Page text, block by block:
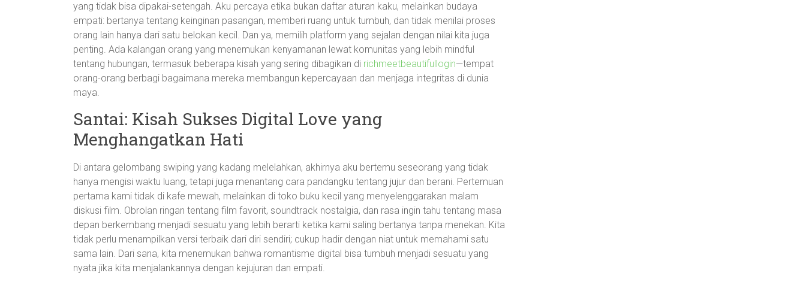
yang tidak bisa dipakai-setengah. Aku percaya etika bukan daftar aturan kaku, melainkan budaya
empati: bertanya tentang keinginan pasangan, memberi ruang untuk tumbuh, dan tidak menilai proses
orang lain hanya dari satu belokan kecil. Dan ya, memilih platform yang sejalan dengan nilai kita juga
penting. Ada kalangan orang yang menemukan kenyamanan lewat komunitas yang lebih mindful
tentang hubungan, termasuk beberapa kisah yang sering dibagikan di richmeetbeautifullogin—tempat
orang-orang berbagi bagaimana mereka membangun kepercayaan dan menjaga integritas di dunia
maya.
Santai: Kisah Sukses Digital Love yang
Menghangatkan Hati
Di antara gelombang swiping yang kadang melelahkan, akhirnya aku bertemu seseorang yang tidak
hanya mengisi waktu luang, tetapi juga menantang cara pandangku tentang jujur dan berani. Pertemuan
pertama kami tidak di kafe mewah, melainkan di toko buku kecil yang menyelenggarakan malam
diskusi film. Obrolan ringan tentang film favorit, soundtrack nostalgia, dan rasa ingin tahu tentang masa
depan berkembang menjadi sesuatu yang lebih berarti ketika kami saling bertanya tanpa menekan. Kita
tidak perlu menampilkan versi terbaik dari diri sendiri; cukup hadir dengan niat untuk memahami satu
sama lain. Dari sana, kita menemukan bahwa romantisme digital bisa tumbuh menjadi sesuatu yang
nyata jika kita menjalankannya dengan kejujuran dan empati.